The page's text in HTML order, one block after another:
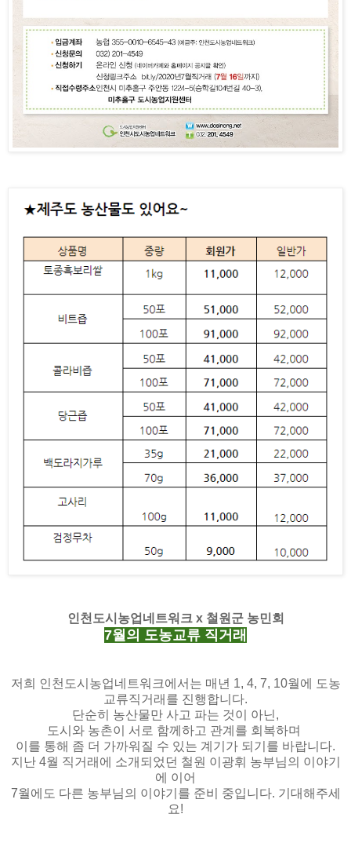
인천도시농업네트워크 x 철원군 농민회
7월의 도농교류 직거래
저희 인천도시농업네트워크에서는 매년 1, 4, 7, 10월에 도농
교류직거래를 진행합니다.
단순히 농산물만 사고 파는 것이 아닌,
도시와 농촌이 서로 함께하고 관계를 회복하며
이를 통해 좀 더 가까워질 수 있는 계기가 되기를 바랍니다.
지난 4월 직거래에 소개되었던 철원 이광휘 농부님의 이야기
에 이어
7월에도 다른 농부님의 이야기를 준비 중입니다. 기대해주세
요!